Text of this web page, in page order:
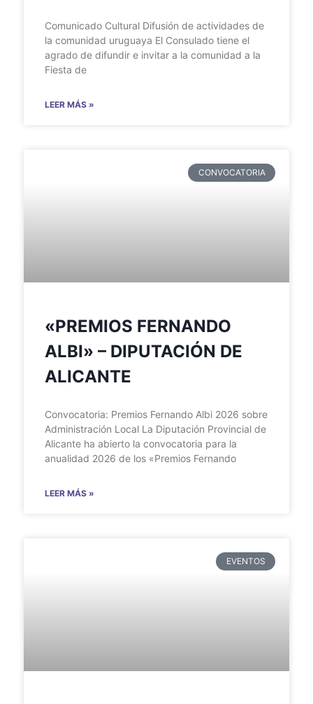
Comunicado Cultural Difusión de actividades de
la comunidad uruguaya El Consulado tiene el
agrado de difundir e invitar a la comunidad a la
Fiesta de
LEER MÁS »
CONVOCATORIA
«PREMIOS FERNANDO
ALBI» – DIPUTACIÓN DE
ALICANTE
Convocatoria: Premios Fernando Albi 2026 sobre
Administración Local La Diputación Provincial de
Alicante ha abierto la convocatoria para la
anualidad 2026 de los «Premios Fernando
LEER MÁS »
EVENTOS